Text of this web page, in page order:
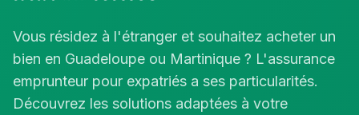
Vous résidez à l'étranger et souhaitez acheter un
bien en Guadeloupe ou Martinique ? L'assurance
emprunteur pour expatriés a ses particularités.
Découvrez les solutions adaptées à votre